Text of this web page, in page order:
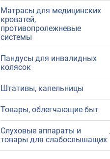
Матрасы для медицинских
кроватей,
противопролежневые
системы
Пандусы для инвалидных
колясок
Штативы, капельницы
Товары, облегчающие быт
Слуховые аппараты и
товары для слабослышащих